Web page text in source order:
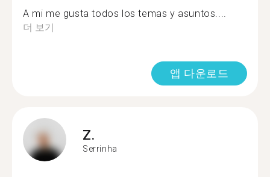
A mi me gusta todos los temas y asuntos....
더 보기
앱 다운로드
Z.
Serrinha